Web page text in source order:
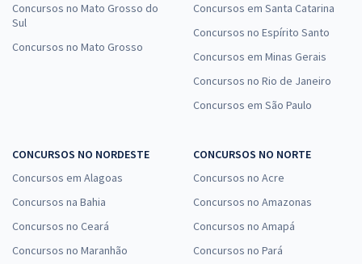
Concursos no Mato Grosso do
Sul
Concursos no Mato Grosso
Concursos em Santa Catarina
Concursos no Espírito Santo
Concursos em Minas Gerais
Concursos no Rio de Janeiro
Concursos em São Paulo
CONCURSOS NO NORDESTE
Concursos em Alagoas
Concursos na Bahia
Concursos no Ceará
Concursos no Maranhão
CONCURSOS NO NORTE
Concursos no Acre
Concursos no Amazonas
Concursos no Amapá
Concursos no Pará